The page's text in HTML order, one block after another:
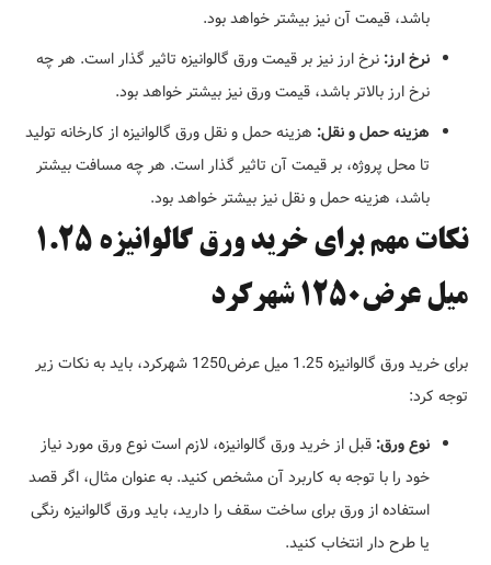
باشد، قیمت آن نیز بیشتر خواهد بود.
نرخ ارز: نرخ ارز نیز بر قیمت ورق گالوانیزه تاثیر گذار است. هر چه
نرخ ارز بالاتر باشد، قیمت ورق نیز بیشتر خواهد بود.
هزینه حمل و نقل: هزینه حمل و نقل ورق گالوانیزه از کارخانه تولید
تا محل پروژه، بر قیمت آن تاثیر گذار است. هر چه مسافت بیشتر
باشد، هزینه حمل و نقل نیز بیشتر خواهد بود.
نکات مهم برای خرید ورق گالوانیزه 1.25
میل عرض1250 شهرکرد
برای خرید ورق گالوانیزه 1.25 میل عرض1250 شهرکرد، باید به نکات زیر
توجه کرد:
نوع ورق: قبل از خرید ورق گالوانیزه، لازم است نوع ورق مورد نیاز
خود را با توجه به کاربرد آن مشخص کنید. به عنوان مثال، اگر قصد
استفاده از ورق برای ساخت سقف را دارید، باید ورق گالوانیزه رنگی
یا طرح دار انتخاب کنید.